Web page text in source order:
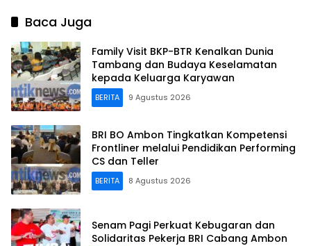
Baca Juga
Family Visit BKP-BTR Kenalkan Dunia
Tambang dan Budaya Keselamatan
kepada Keluarga Karyawan
BERITA 9 Agustus 2026
BRI BO Ambon Tingkatkan Kompetensi
Frontliner melalui Pendidikan Performing
CS dan Teller
BERITA 8 Agustus 2026
Senam Pagi Perkuat Kebugaran dan
Solidaritas Pekerja BRI Cabang Ambon